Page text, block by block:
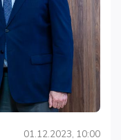
01.12.2023, 10:00